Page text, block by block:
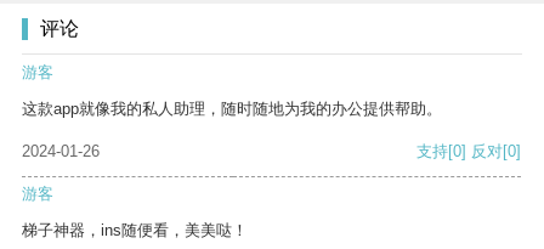
评论
游客
这款app就像我的私人助理，随时随地为我的办公提供帮助。
2024-01-26 支持[0] 反对[0]
游客
梯子神器，ins随便看，美美哒！